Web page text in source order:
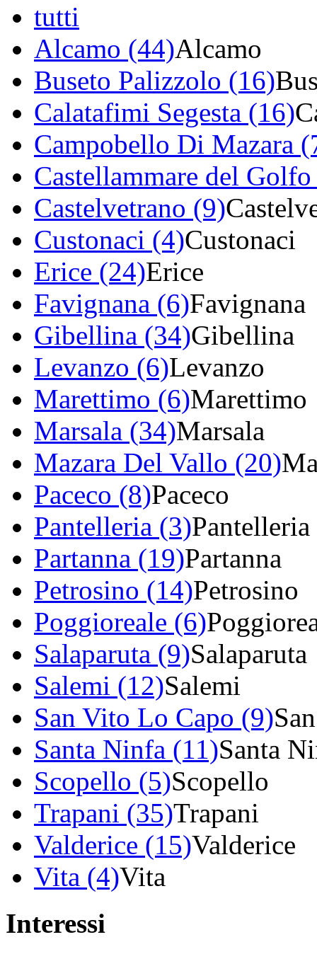
tutti
Alcamo (44)Alcamo
Buseto Palizzolo (16)
Calatafimi Segesta (16)
Campobello Di Mazara
Castellammare del
Castelvetrano (9)
Custonaci (4)Custonaci
Erice (24)Erice
Favignana (6)Favignana
Gibellina (34)Gibellina
Levanzo (6)Levanzo
Marettimo (6)Marettimo
Marsala (34)Marsala
Mazara Del Vallo (20)
Paceco (8)Paceco
Pantelleria (3)Pantelleria
Partanna (19)Partanna
Petrosino (14)Petrosino
Poggioreale (6)
Salaparuta (9)Salaparuta
Salemi (12)Salemi
San Vito Lo Capo (9)
Santa Ninfa (11)Santa
Scopello (5)Scopello
Trapani (35)Trapani
Valderice (15)Valderice
Vita (4)Vita
Interessi